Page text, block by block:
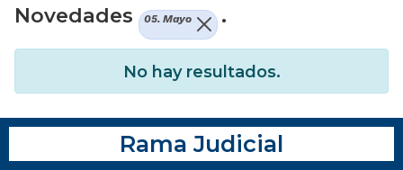
Novedades
05. Mayo .
No hay resultados.
Rama Judicial